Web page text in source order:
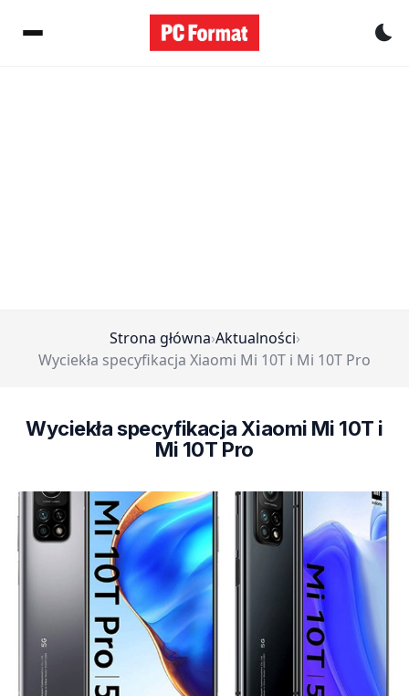
Strona główna›Aktualności›
Wyciekła specyfikacja Xiaomi Mi 10T i Mi 10T Pro
Wyciekła specyfikacja Xiaomi Mi 10T i
Mi 10T Pro